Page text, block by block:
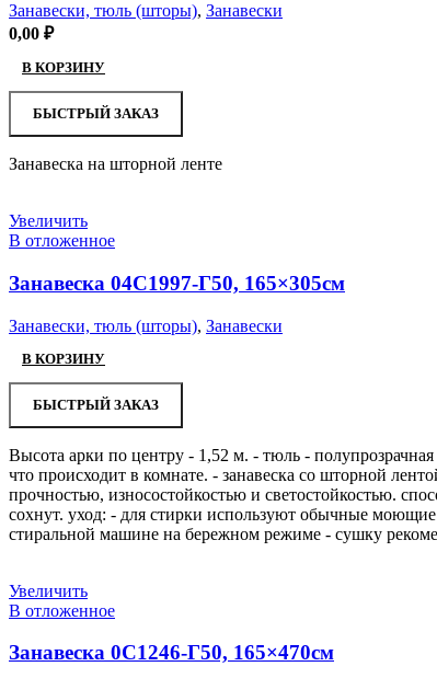
Занавески, тюль (шторы), Занавески
0,00 ₽
В КОРЗИНУ
БЫСТРЫЙ ЗАКАЗ
Занавеска на шторной ленте
Увеличить
В отложенное
Занавеска 04С1997-Г50, 165×305см
Занавески, тюль (шторы), Занавески
В КОРЗИНУ
БЫСТРЫЙ ЗАКАЗ
Высота арки по центру - 1,52 м. - тюль - полупрозрачная
что происходит в комнате. - занавеска со шторной
прочностью, износостойкостью и светостойкостью.
сохнут. уход: - для стирки используют обычные моющие
стиральной машине на бережном режиме - сушку
Увеличить
В отложенное
Занавеска 0С1246-Г50, 165×470см